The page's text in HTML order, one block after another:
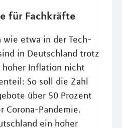
für Fachkräfte
wie etwa in der Tech-
in Deutschland trotz
hoher Inflation nicht
So soll die Zahl
über 50 Prozent
Corona-Pandemie.
ein hoher